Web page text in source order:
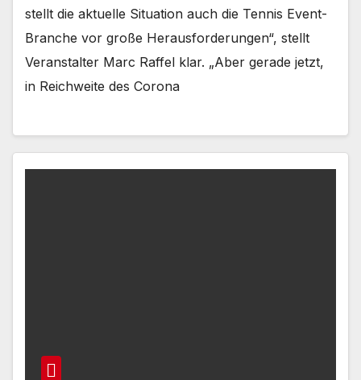
stellt die aktuelle Situation auch die Tennis Event-
Branche vor große Herausforderungen“, stellt
Veranstalter Marc Raffel klar. „Aber gerade jetzt,
in Reichweite des Corona